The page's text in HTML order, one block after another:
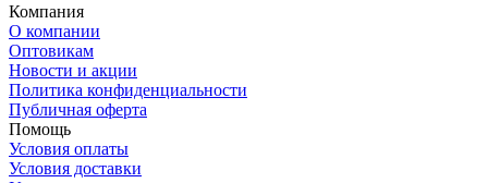
Компания
О компании
Оптовикам
Новости и акции
Политика конфиденциальности
Публичная оферта
Помощь
Условия оплаты
Условия доставки